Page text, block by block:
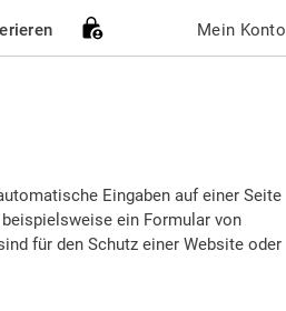
Mein Konto
Eingaben auf einer Seite
ein Formular von
für den Schutz einer Website oder